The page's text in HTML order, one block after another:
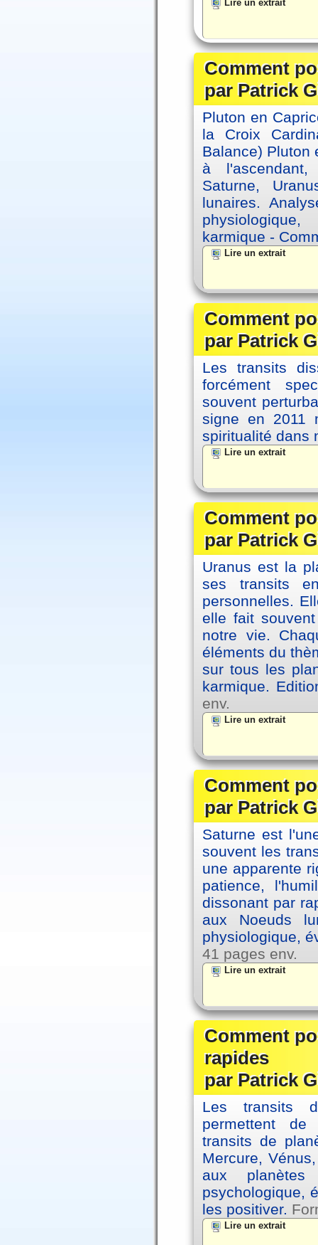
Lire un extrait
Comment
par Patrick
Pluton en
la Croix
Balance) Pluton
à
Saturne,
lunaires.
karmique -
Lire un extrait
Comment
par Patrick
Les transits
forcément
souvent
signe en 2011
spiritualité dans
Lire un extrait
Comment
par Patrick
Uranus est la
ses transits
personnelles.
elle fait
notre vie.
éléments du
sur tous les
karmique.
env.
Lire un extrait
Comment
par Patrick
Saturne est
souvent les
une apparente
patience,
dissonant par
aux Noeuds
physiologique,
41 pages env.
Lire un extrait
Comment
rapides
par Patrick
Les transits
permettent de
transits de
Mercure,
aux
psychologique,
les positiver.
Lire un extrait